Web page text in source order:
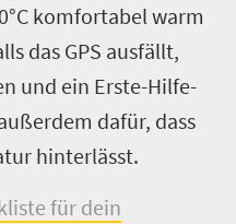
komfortabel warm
das GPS ausfällt,
und ein Erste-Hilfe-
dafür, dass
hinterlässt.
für dein